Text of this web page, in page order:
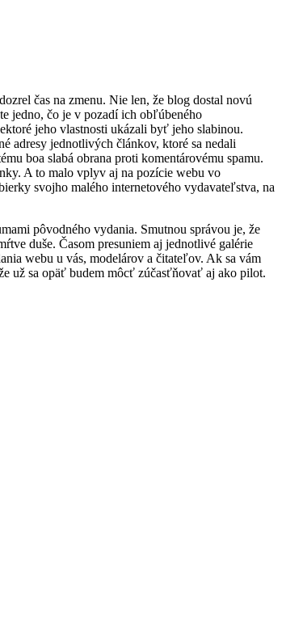
čas na zmenu. Nie len, že blog dostal novú
jedno, čo je v pozadí ich obľúbeného
jeho vlastnosti ukázali byť jeho slabinou.
adresy jednotlivých článkov, ktoré sa nedali
boa slabá obrana proti komentárovému spamu.
A to malo vplyv aj na pozície webu vo
svojho malého internetového vydavateľstva, na
pôvodného vydania. Smutnou správou je, že
duše. Časom presuniem aj jednotlivé galérie
webu u vás, modelárov a čitateľov. Ak sa vám
už sa opäť budem môcť zúčasťňovať aj ako pilot.